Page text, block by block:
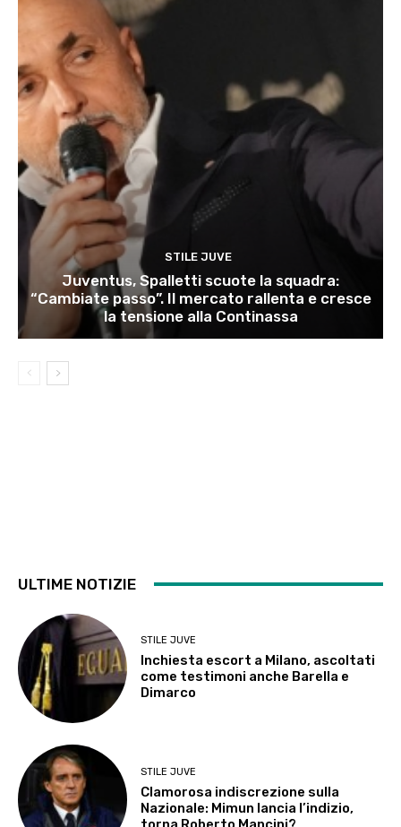
STILE JUVE
Juventus, Spalletti scuote la squadra:
“Cambiate passo”. Il mercato rallenta e cresce
la tensione alla Continassa
ULTIME NOTIZIE
STILE JUVE
Inchiesta escort a Milano, ascoltati
come testimoni anche Barella e
Dimarco
STILE JUVE
Clamorosa indiscrezione sulla
Nazionale: Mimun lancia l’indizio,